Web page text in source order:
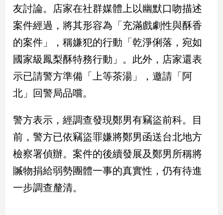
台
灣
觀
點
娛
樂
樂
聞
流
行/
時
尚
友討論。店家在社群媒體上以幽默口吻描述
案件經過，將其形容為「充滿戲劇性與酥香
的案件」，稱嫌犯的行動「乾淨俐落，宛如
國家級鳳梨酥特務行動」。此外，店家還表
示已請警方準備「上等茶湯」，邀請「阿
北」回警局品嚐。
警方表示，經調查發現鄭男有竊盜前科。目
前，警方已依竊盜罪嫌將鄭男函送台北地方
檢察署偵辦。案件的後續發展及鄭男所稱將
贓物捐給弱勢團體一事的真實性，仍有待進
一步調查釐清。